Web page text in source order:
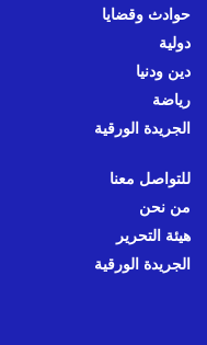
حوادث وقضايا
دولية
دين ودنيا
رياضة
الجريدة الورقية
للتواصل معنا
من نحن
هيئة التحرير
الجريدة الورقية